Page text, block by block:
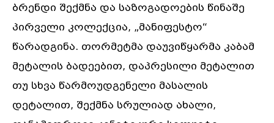
ბრენდი შექმნა და საზოგადოების წინაშე
პირველი კოლექცია, „მანიფესტო“
წარადგინა. თორმეტმა დაუვიწყარმა კაბამ
მეტალის ბადეებით, დაპრესილი მეტალით
თუ სხვა წარმოუდგენელი მასალის
დეტალით, შექმნა სრულიად ახალი,